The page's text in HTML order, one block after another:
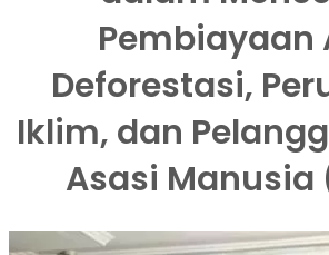
Pembiayaan
Deforestasi,
Iklim, dan
Asasi Manusia